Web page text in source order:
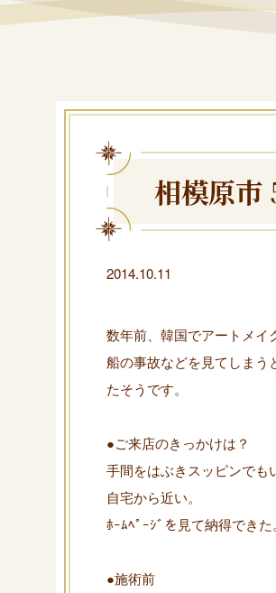
相模原市
2014.10.11
数年前、韓国でアートメイ
船の事故などを見てしまう
たそうです。
●ご来店のきっかけは？
手間をはぶきスッピンでも
自宅から近い。
ﾎｰﾑﾍﾟｰｼﾞを見て納得できた。
●施術前